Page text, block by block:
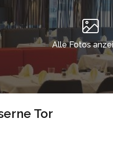
Alle Fotos
Tor